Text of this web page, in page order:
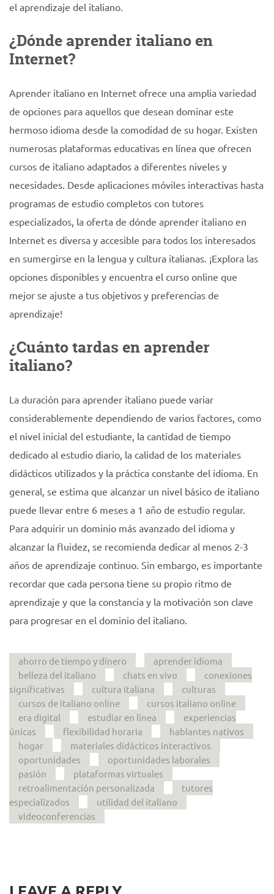
el aprendizaje del italiano.
¿Dónde aprender italiano en
Internet?
Aprender italiano en Internet ofrece una amplia variedad
de opciones para aquellos que desean dominar este
hermoso idioma desde la comodidad de su hogar. Existen
numerosas plataformas educativas en línea que ofrecen
cursos de italiano adaptados a diferentes niveles y
necesidades. Desde aplicaciones móviles interactivas hasta
programas de estudio completos con tutores
especializados, la oferta de dónde aprender italiano en
Internet es diversa y accesible para todos los interesados
en sumergirse en la lengua y cultura italianas. ¡Explora las
opciones disponibles y encuentra el curso online que
mejor se ajuste a tus objetivos y preferencias de
aprendizaje!
¿Cuánto tardas en aprender
italiano?
La duración para aprender italiano puede variar
considerablemente dependiendo de varios factores, como
el nivel inicial del estudiante, la cantidad de tiempo
dedicado al estudio diario, la calidad de los materiales
didácticos utilizados y la práctica constante del idioma. En
general, se estima que alcanzar un nivel básico de italiano
puede llevar entre 6 meses a 1 año de estudio regular.
Para adquirir un dominio más avanzado del idioma y
alcanzar la fluidez, se recomienda dedicar al menos 2-3
años de aprendizaje continuo. Sin embargo, es importante
recordar que cada persona tiene su propio ritmo de
aprendizaje y que la constancia y la motivación son clave
para progresar en el dominio del italiano.
ahorro de tiempo y dinero
aprender idioma
belleza del italiano
chats en vivo
conexiones
significativas
cultura italiana
culturas
cursos de italiano online
cursos italiano online
era digital
estudiar en línea
experiencias
únicas
flexibilidad horaria
hablantes nativos
hogar
materiales didácticos interactivos
oportunidades
oportunidades laborales
pasión
plataformas virtuales
retroalimentación personalizada
tutores
especializados
utilidad del italiano
videoconferencias